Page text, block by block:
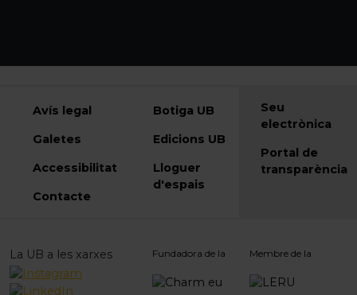
Avís legal
Galetes
Accessibilitat
Contacte
Botiga UB
Edicions UB
Lloguer
d'espais
Seu
electrònica
Portal de
transparència
La UB a les xarxes Fundadora de la Membre de la